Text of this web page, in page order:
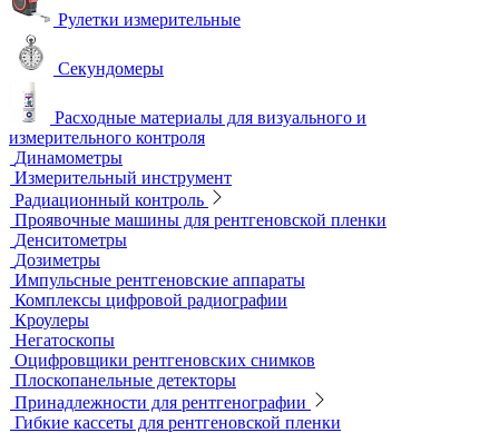
Визуальный и измерительный контроль
ВИК
Видеоэндоскопы
Высокоскоростные камеры
Измерители шероховатости
Испытательные динамометрические стенды
Лупы
Микроскопы
Образцы шероховатости поверхности
Принадлежности для визуального и измерительного
контроля
Рулетки измерительные
Секундомеры
Расходные материалы для визуального и
измерительного контроля
Динамометры
Измерительный инструмент